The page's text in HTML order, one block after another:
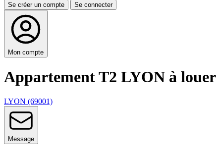
Se créer un compte Se connecter
Mon compte
Appartement T2 LYON à louer
LYON (69001)
Message